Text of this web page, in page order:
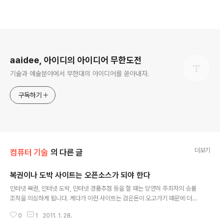
aaidee, 아이디의 아이디어 무한도전
기술과 예술분야에서 무한대의 아이디어를 쏟아내자.
구독하기
컴퓨터 기술 의 다른 글 더보기
복권이나 도박 사이트는 오픈소스가 되야 한다
인터넷 복권, 인터넷 도박, 인터넷 경품추첨 등을 할 때는 당연히 주최자의 승률
조작을 의심하게 됩니다. 게다가 이런 사이트는 검은돈이 오고가기 때문에 더
들을 가둬놓고 합숙을 하면서 개발시킨다고 합니다. 이런 사행성 서비스가 아니
0 1 2011. 1. 28.